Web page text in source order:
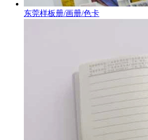
东莞样板册/画册/色卡